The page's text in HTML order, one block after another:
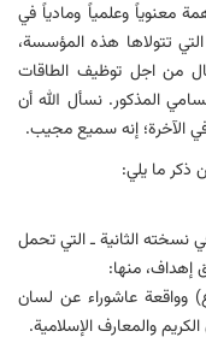
معنویاً وعلمیاً ومادیاً في
التي تتولاها هذه المؤسسة،
من اجل توظیف الطاقات
المذكور. نسأل الله أن
الآخرة؛ إنه سمیع مجیب.
ذكر ما یلي:
نسخته الثانیة ـ التي تحمل
إهداف، منها:
وواقعة عاشوراء عن لسان
والمعارف الإسلامیة.